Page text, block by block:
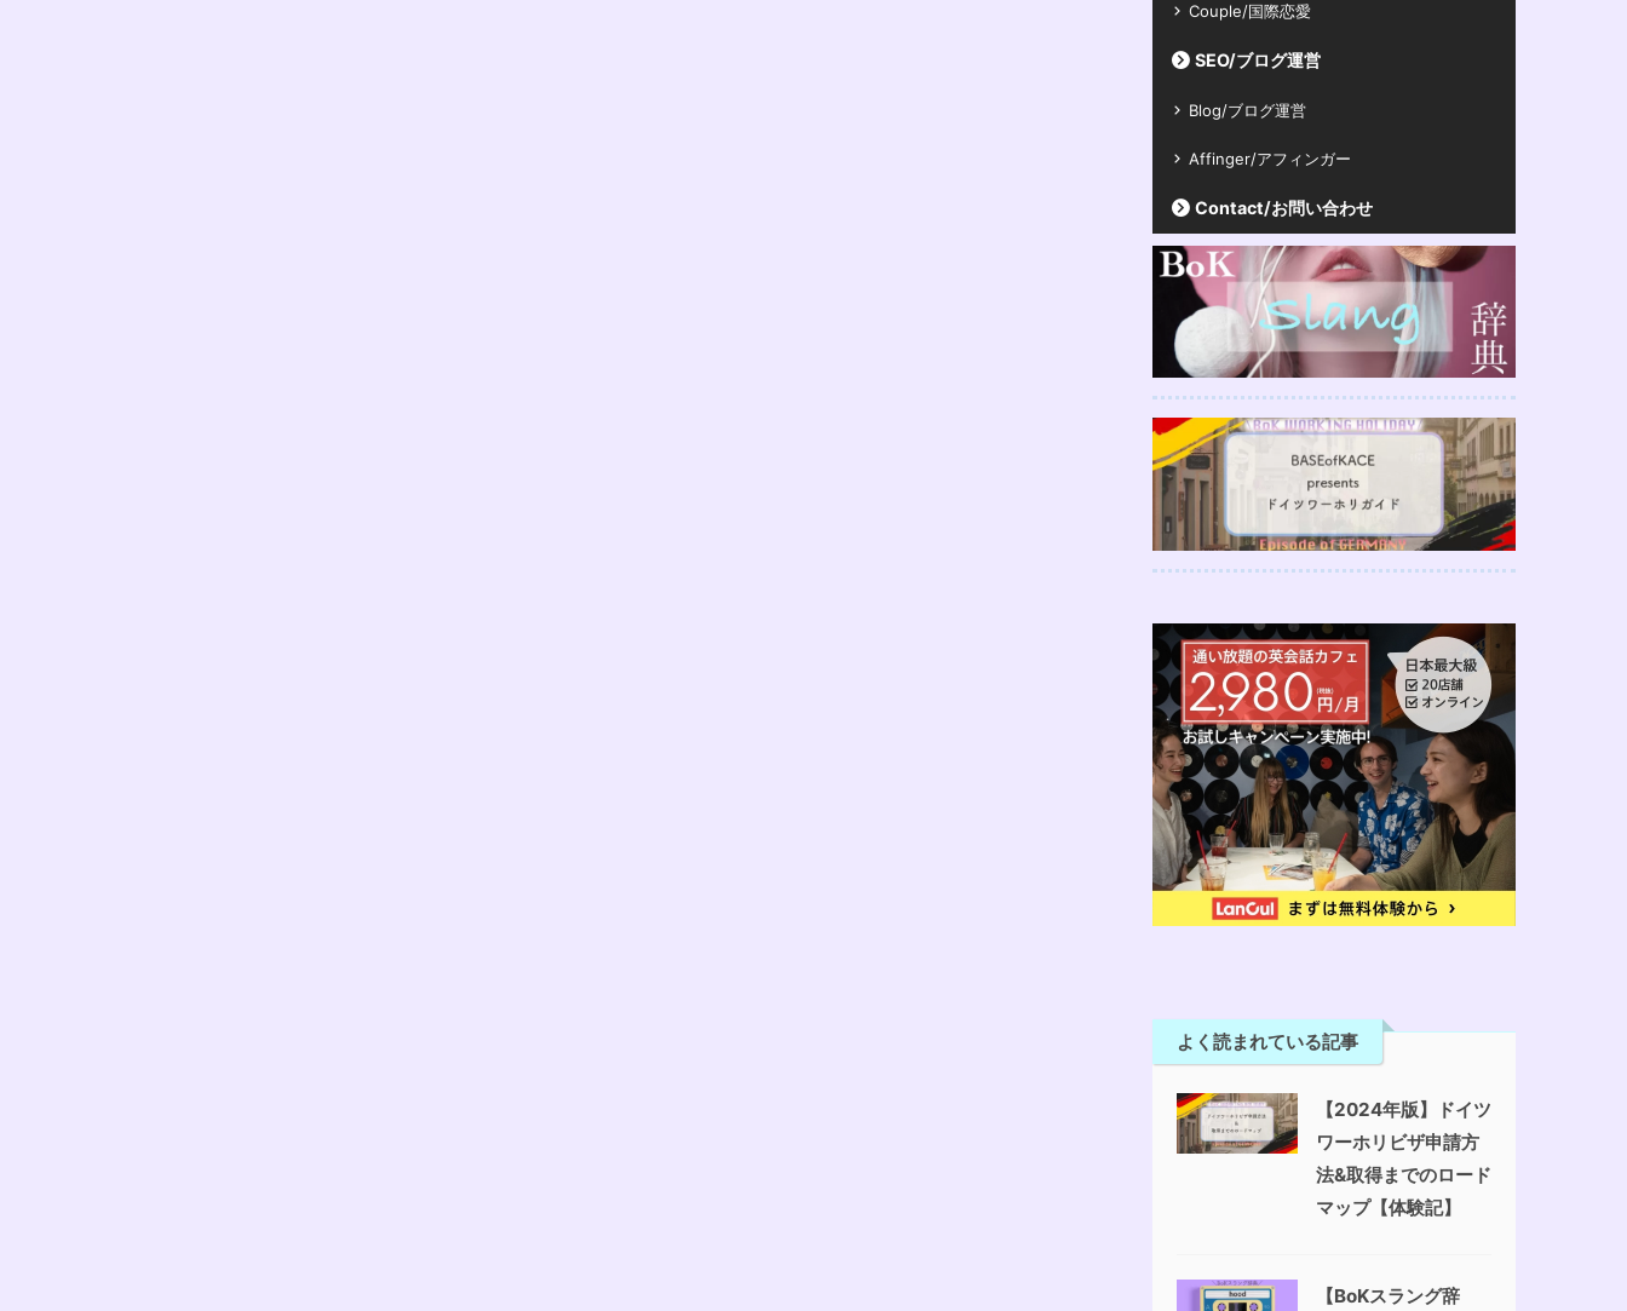
Couple/国際恋愛
SEO/ブログ運営
Blog/ブログ運営
Affinger/アフィンガー
Contact/お問い合わせ
よく読まれている記事
【2024年版】ドイツ
ワーホリビザ申請方
法&取得までのロード
マップ【体験記】
【BoKスラング辞